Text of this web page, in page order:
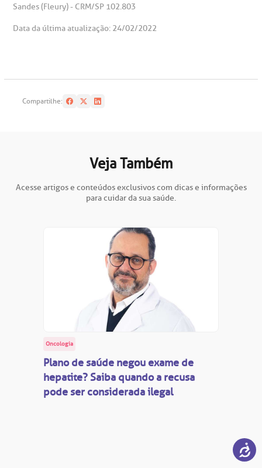
Sandes (Fleury) - CRM/SP 102.803
Data da última atualização: 24/02/2022
Compartilhe:
Veja Também
Acesse artigos e conteúdos exclusivos com dicas e informações
para cuidar da sua saúde.
Oncologia
Plano de saúde negou exame de
hepatite? Saiba quando a recusa
pode ser considerada ilegal